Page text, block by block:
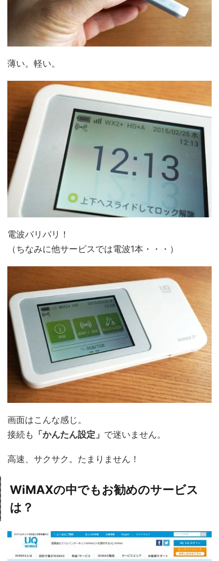
薄い。軽い。
電波バリバリ！
（ちなみに他サービスでは電波1本・・・）
画面はこんな感じ。
接続も
「かんたん設定」 で迷いません。
高速、サクサク。たまりません！
WiMAXの中でもお勧めのサービス
は？